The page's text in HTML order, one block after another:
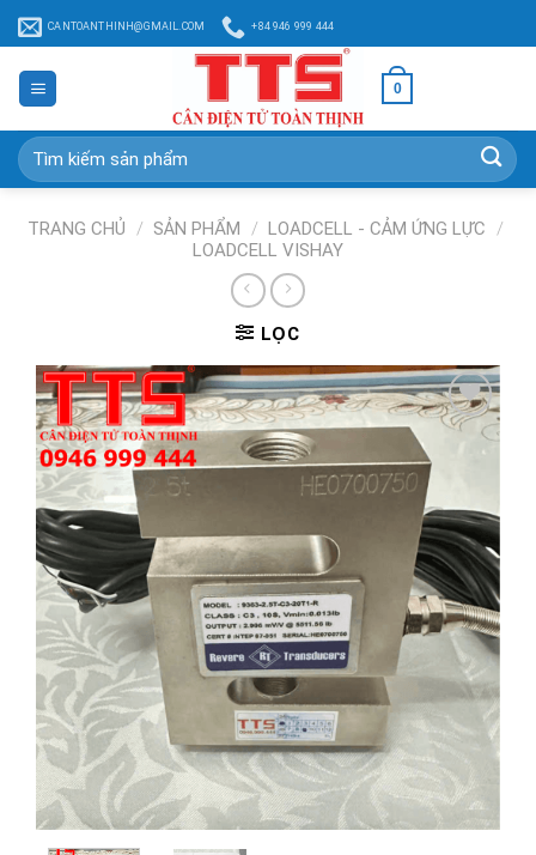
Chuyển
đến
dung
CANTOANTHINH@GMAIL.COM +84 946 999 444
0
Tìm
kiếm:
TRANG CHỦ / SẢN PHẨM / LOADCELL - CẢM ỨNG LỰC
/
LOADCELL VISHAY
LỌC